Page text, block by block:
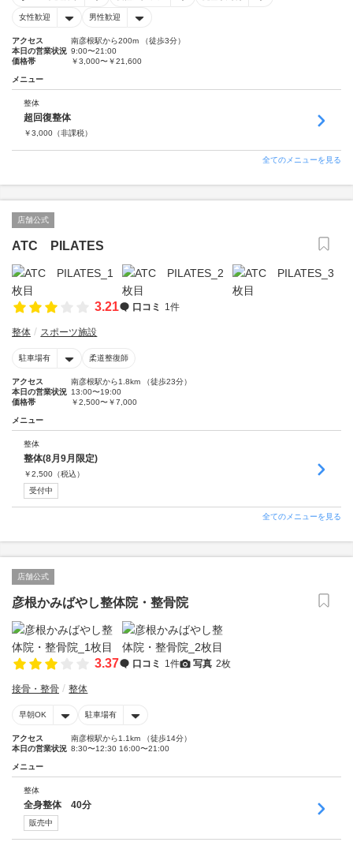
女性歓迎 男性歓迎
アクセス
南彦根駅から200m （徒歩3分）
本日の営業状況 9:00〜21:00
価格帯
￥3,000〜￥21,600
メニュー
整体
超回復整体
￥3,000 （非課税）
全てのメニューを見る
店舗公式
ATC PILATES
3.21 口コミ 1件
整体 スポーツ施設
駐車場有 柔道整復師
アクセス
南彦根駅から1.8km （徒歩23分）
本日の営業状況 13:00〜19:00
価格帯
￥2,500〜￥7,000
メニュー
整体
整体(8月9月限定)
￥2,500 （税込）
受付中
全てのメニューを見る
店舗公式
彦根かみばやし整体院・整骨院
3.37 口コミ 1件 写真 2枚
接骨・整骨 整体
早朝OK 駐車場有
アクセス
南彦根駅から1.1km （徒歩14分）
本日の営業状況 8:30〜12:30 16:00〜21:00
メニュー
整体
全身整体 40分
販売中